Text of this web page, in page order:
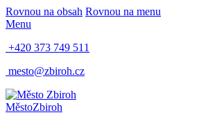
Rovnou na obsah Rovnou na menu
Menu
+420 373 749 511
mesto@zbiroh.cz
MěstoZbiroh